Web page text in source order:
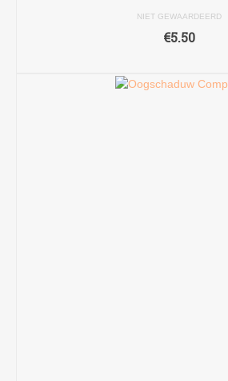
NIET GEWAARDEERD
€5.50